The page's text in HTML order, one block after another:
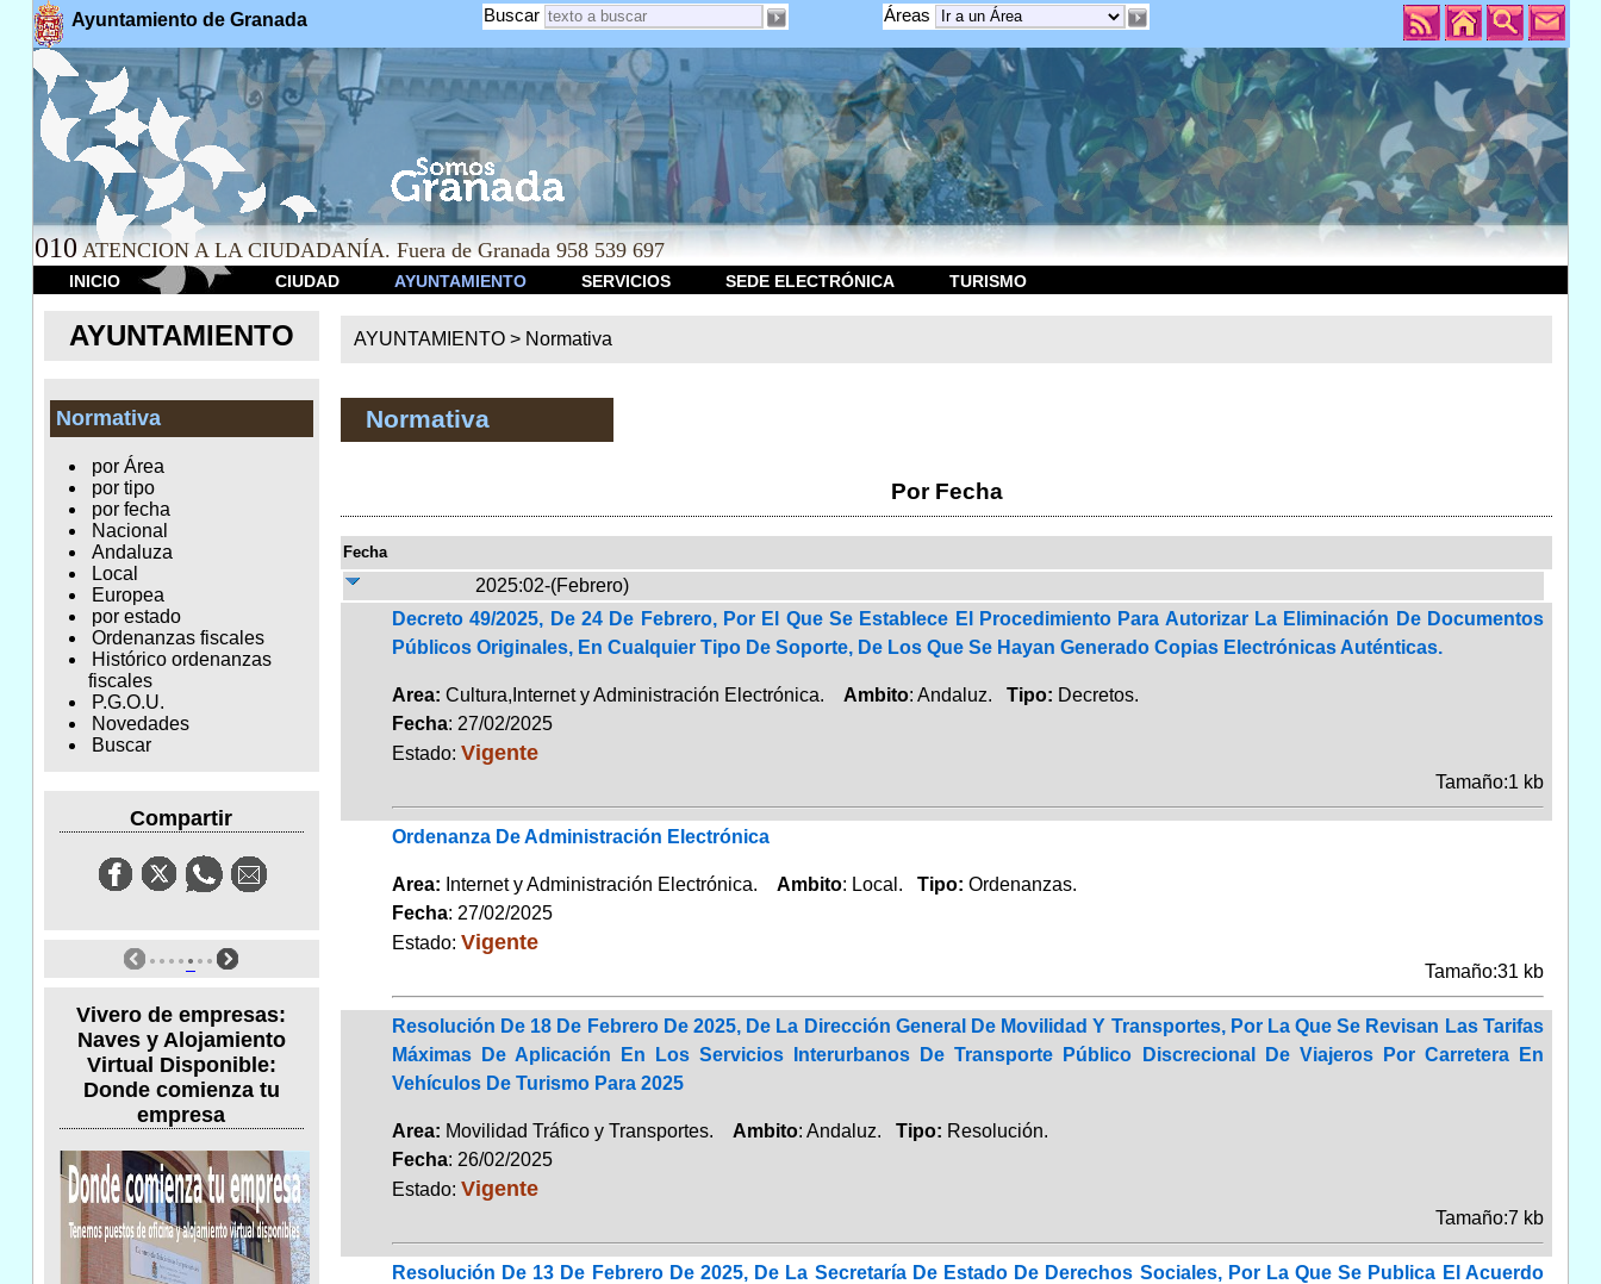
Ayuntamiento de Granada Áreas
Buscar
010 ATENCION A LA CIUDADANÍA. Fuera de Granada 958 539 697
INICIO CIUDAD AYUNTAMIENTO SERVICIOS SEDE ELECTRÓNICA TURISMO
AYUNTAMIENTO
Normativa
por Área
por tipo
por fecha
Nacional
Andaluza
Local
Europea
por estado
Ordenanzas fiscales
Histórico ordenanzas
fiscales
P.G.O.U.
Novedades
Buscar
Compartir
Vivero de empresas:
Naves y Alojamiento
Virtual Disponible:
Donde comienza tu
empresa
AYUNTAMIENTO > Normativa
Normativa
Por Fecha
Fecha
2025:02-(Febrero)
Decreto 49/2025, De 24 De Febrero, Por El Que Se Establece El Procedimiento Para Autorizar La Eliminación De Documentos
Públicos Originales, En Cualquier Tipo De Soporte, De Los Que Se Hayan Generado Copias Electrónicas Auténticas.
Area: Cultura,Internet y Administración Electrónica. Ambito: Andaluz. Tipo: Decretos.
Fecha: 27/02/2025
Estado: Vigente
Tamaño:1 kb
Ordenanza De Administración Electrónica
Area: Internet y Administración Electrónica. Ambito: Local. Tipo: Ordenanzas.
Fecha: 27/02/2025
Estado: Vigente
Tamaño:31 kb
Resolución De 18 De Febrero De 2025, De La Dirección General De Movilidad Y Transportes, Por La Que Se Revisan Las Tarifas
Máximas De Aplicación En Los Servicios Interurbanos De Transporte Público Discrecional De Viajeros Por Carretera En
Vehículos De Turismo Para 2025
Area: Movilidad Tráfico y Transportes. Ambito: Andaluz. Tipo: Resolución.
Fecha: 26/02/2025
Estado: Vigente
Tamaño:7 kb
Resolución De 13 De Febrero De 2025, De La Secretaría De Estado De Derechos Sociales, Por La Que Se Publica El Acuerdo